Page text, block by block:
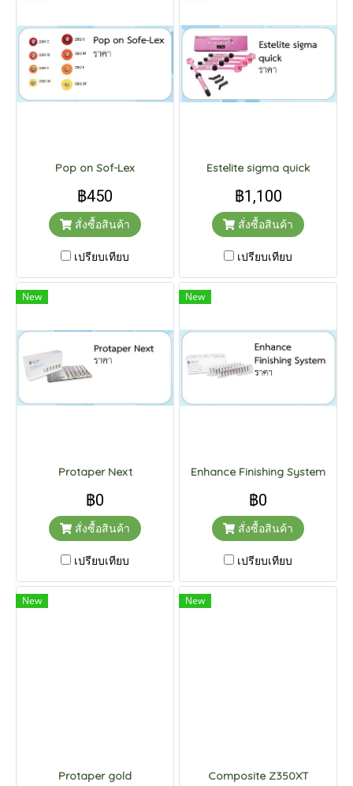
Pop on Sof-Lex
฿450
สั่งซื้อสินค้า
เปรียบเทียบ
Estelite sigma quick
฿1,100
สั่งซื้อสินค้า
เปรียบเทียบ
New
Protaper Next
฿0
สั่งซื้อสินค้า
เปรียบเทียบ
New
Enhance Finishing System
฿0
สั่งซื้อสินค้า
เปรียบเทียบ
New
Protaper gold
New
Composite Z350XT